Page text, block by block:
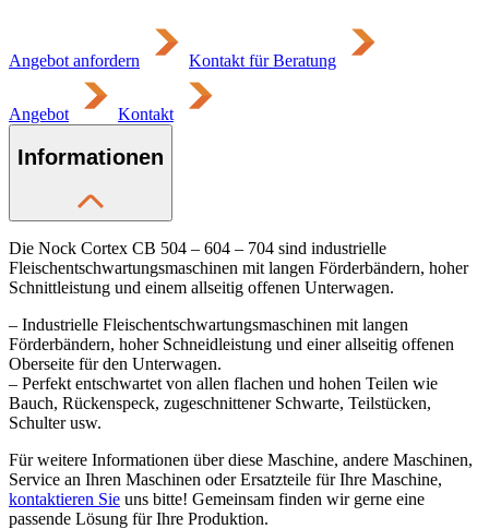
Angebot anfordern Kontakt für Beratung
Angebot Kontakt
Informationen
Die Nock Cortex CB 504 – 604 – 704 sind industrielle
Fleischentschwartungsmaschinen mit langen Förderbändern, hoher
Schnittleistung und einem allseitig offenen Unterwagen.
– Industrielle Fleischentschwartungsmaschinen mit langen
Förderbändern, hoher Schneidleistung und einer allseitig offenen
Oberseite für den Unterwagen.
– Perfekt entschwartet von allen flachen und hohen Teilen wie
Bauch, Rückenspeck, zugeschnittener Schwarte, Teilstücken,
Schulter usw.
Für weitere Informationen über diese Maschine, andere Maschinen,
Service an Ihren Maschinen oder Ersatzteile für Ihre Maschine,
kontaktieren Sie uns bitte! Gemeinsam finden wir gerne eine
passende Lösung für Ihre Produktion.